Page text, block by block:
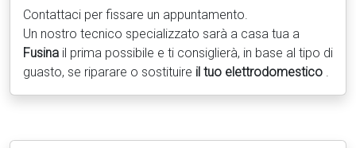
Contattaci per fissare un appuntamento.
Un nostro tecnico specializzato sarà a casa tua a
Fusina il prima possibile e ti consiglierà, in base al tipo di
guasto, se riparare o sostituire il tuo elettrodomestico .